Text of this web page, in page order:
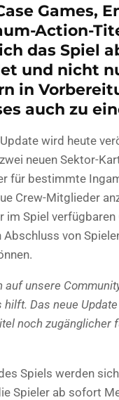
Games,
Action-
das Spiel
und nicht
in
auch zu
wird heute
neuen Sektor-
für bestimmte
Crew-Mitglieder
im Spiel
Abschluss von
auf unsere
hilft. Das neue
noch zugänglicher
Spiels werden
Spieler ab sofort